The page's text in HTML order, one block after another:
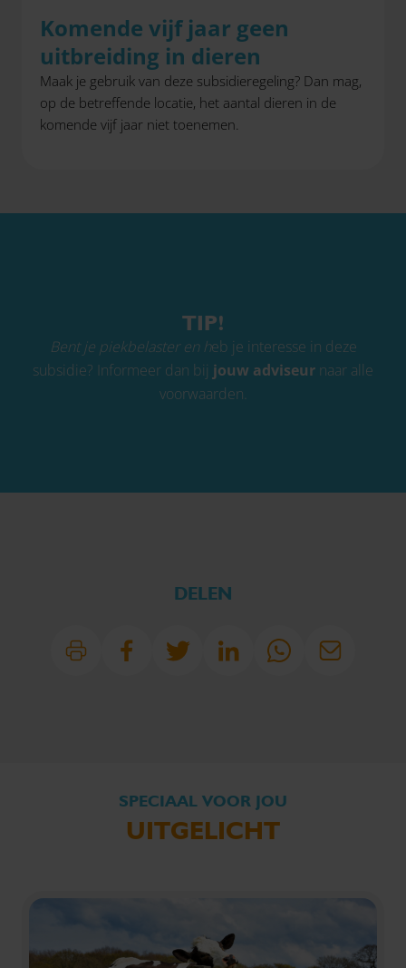
Komende vijf jaar geen
uitbreiding in dieren
Maak je gebruik van deze subsidieregeling? Dan mag,
op de betreffende locatie, het aantal dieren in de
komende vijf jaar niet toenemen.
TIP!
Bent je piekbelaster en heb je interesse in deze
subsidie? Informeer dan bij jouw adviseur naar alle
voorwaarden.
DELEN
SPECIAAL VOOR JOU
UITGELICHT